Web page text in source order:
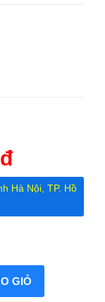
Hà Nội, TP. Hồ
GIỎ